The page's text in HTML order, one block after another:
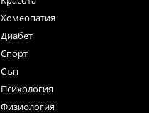
Хомеопатия
Диабет
Спорт
Сън
Психология
Физиология